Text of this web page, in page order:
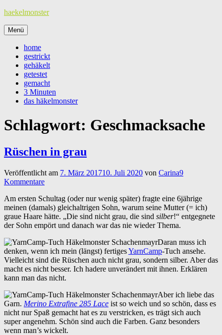
Zum
springen
haekelmonster
Menü
home
gestrickt
gehäkelt
getestet
gemacht
3 Minuten
das häkelmonster
Schlagwort: Geschmacksache
Rüschen in grau
Veröffentlicht am 7. März 201710. Juli 2020 von Carina9
Kommentare
Am ersten Schultag (oder nur wenig später) fragte eine 6jährige
meinen (damals) gleichaltrigen Sohn, warum seine Mutter (= ich)
graue Haare hätte. „Die sind nicht grau, die sind silber!“ entgegnete
der Sohn empört und danach war das nie wieder Thema.
Daran muss ich
denken, wenn ich mein (längst) fertigesYarnCamp-Tuch ansehe.
Vielleicht sind die Rüschen auch nicht grau, sondern silber. Aber das
macht es nicht besser. Ich hadere unverändert mit ihnen. Erklären
kann man das nicht.
Aber ich liebe das
Garn. Merino Extrafine 285 Lace ist so weich und so schön, dass es
nicht nur Spaß gemacht hat es zu verstricken, es trägt sich auch
super angenehm. Schön sind auch die Farben. Ganz besonders
wenn man’s wickelt.